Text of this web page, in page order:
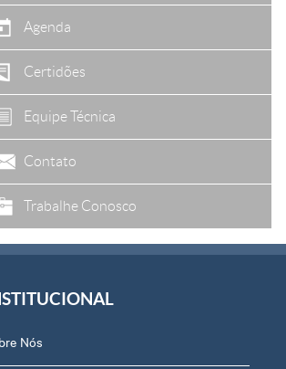
Agenda
Certidões
Equipe Técnica
Contato
Trabalhe Conosco
Nós